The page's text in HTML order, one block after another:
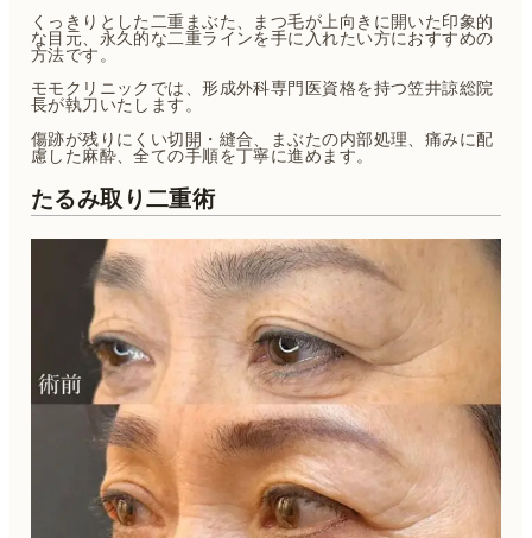
くっきりとした二重まぶた、まつ毛が上向きに開いた印象的
な目元、永久的な二重ラインを手に入れたい方におすすめの
方法です。
モモクリニックでは、形成外科専門医資格を持つ笠井諒総院
長が執刀いたします。
傷跡が残りにくい切開・縫合、まぶたの内部処理、痛みに配
慮した麻酔、全ての手順を丁寧に進めます。
たるみ取り二重術